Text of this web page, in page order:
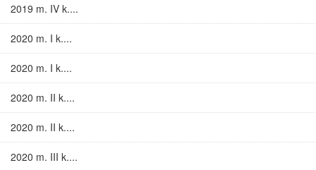
2019 m. IV k....
2020 m. I k....
2020 m. I k....
2020 m. II k....
2020 m. II k....
2020 m. III k....